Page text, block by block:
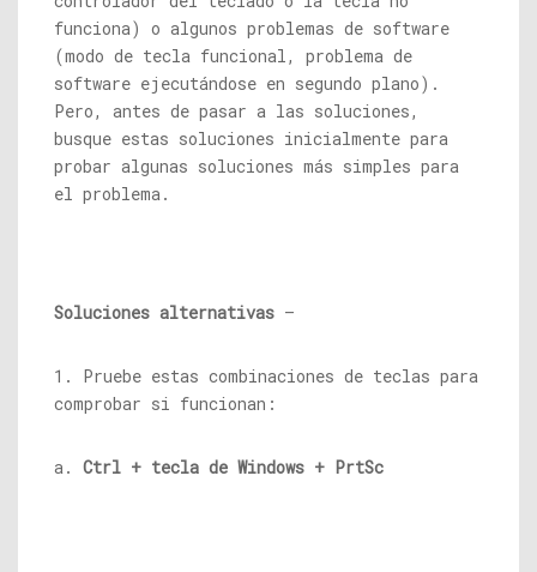
funciona) o algunos problemas de software
(modo de tecla funcional, problema de
software ejecutándose en segundo plano).
Pero, antes de pasar a las soluciones,
busque estas soluciones inicialmente para
probar algunas soluciones más simples para
el problema.
Soluciones alternativas –
1. Pruebe estas combinaciones de teclas para
comprobar si funcionan:
a. Ctrl + tecla de Windows + PrtSc